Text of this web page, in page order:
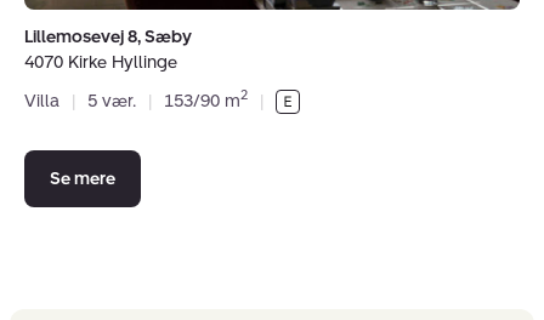
Lillemosevej 8, Sæby
4070 Kirke Hyllinge
Villa
| 5 vær. | 153/90 m2 |
Se mere